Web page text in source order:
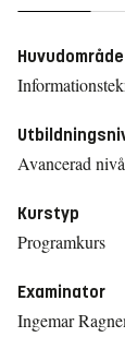
Huvudområde
Avancerad nivå
Kurstyp
Programkurs
Examinator
Ingemar